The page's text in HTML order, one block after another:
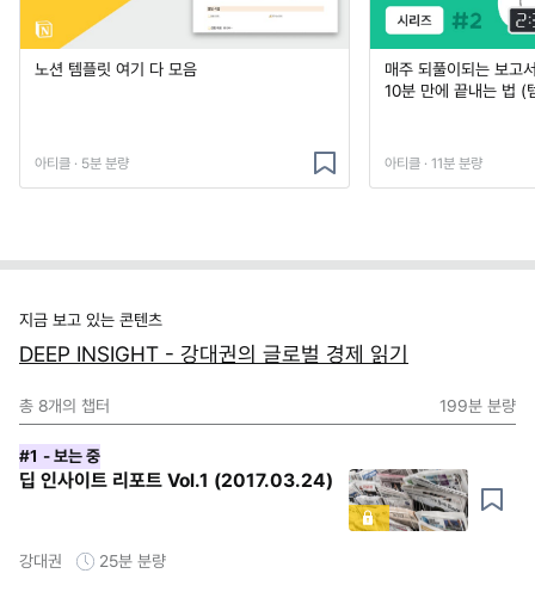
노션 템플릿 여기 다 모음
아티클 · 5분 분량
매주 되풀이되는 보고
10분 만에 끝내는 법 (
아티클 · 11분 분량
지금 보고 있는 콘텐츠
DEEP INSIGHT - 강대권의 글로벌 경제 읽기
총 8개의 챕터 199분 분량
#1 - 보는 중
딥 인사이트 리포트 Vol.1 (2017.03.24)
강대권 25분 분량